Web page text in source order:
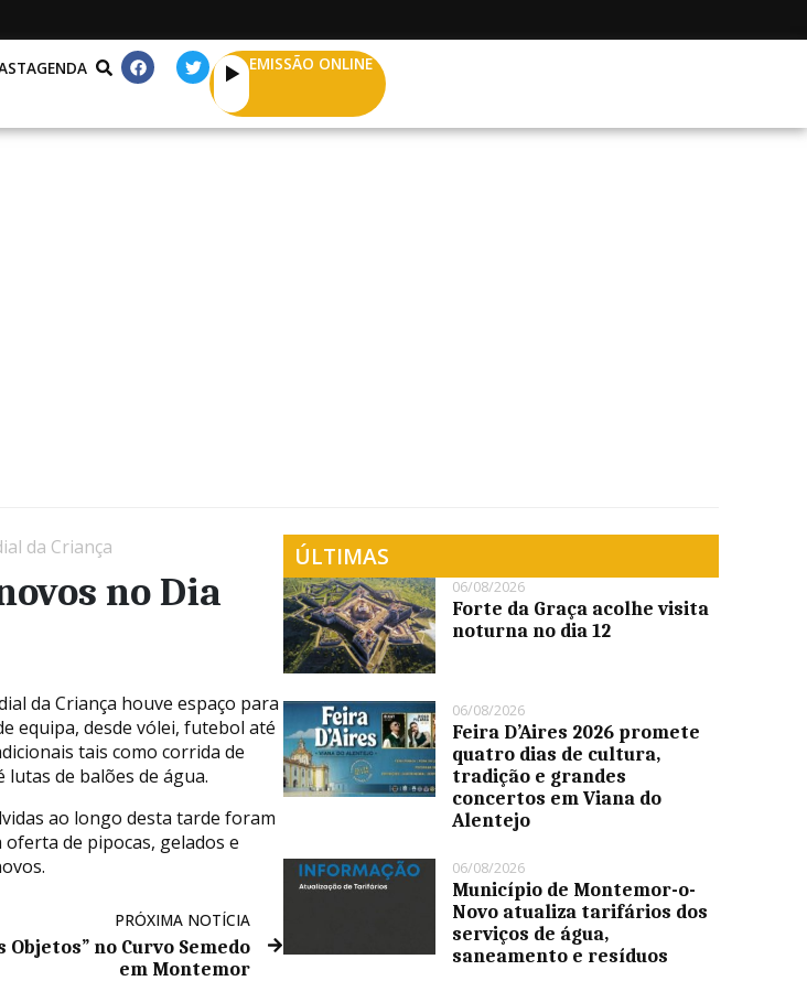
AGENDA EMISSÃO ONLINE
da Criança
no Dia
da Criança houve espaço para
equipa, desde vólei, futebol até
tais como corrida de
lutas de balões de água.
ao longo desta tarde foram
de pipocas, gelados e
PRÓXIMA NOTÍCIA
Objetos” no Curvo Semedo
em Montemor
ÚLTIMAS
06/08/2026
Forte da Graça acolhe visita
noturna no dia 12
06/08/2026
Feira D’Aires 2026 promete
quatro dias de cultura,
tradição e grandes
concertos em Viana do
Alentejo
06/08/2026
Município de Montemor-o-
Novo atualiza tarifários dos
serviços de água,
saneamento e resíduos